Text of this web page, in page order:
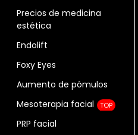
Precios de medicina
estética
Endolift
Foxy Eyes
Aumento de pómulos
Mesoterapia facial
TOP
PRP facial